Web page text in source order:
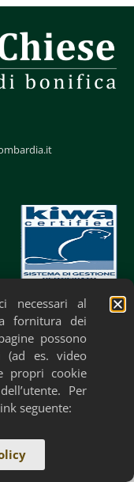
Accessibilità
necessari al
fornitura dei
possono
(ad es. video
propri cookie
Per
seguente: